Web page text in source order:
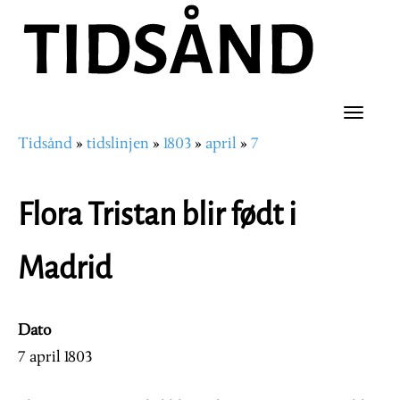
hovedinnhold
Toggle
Navigasjonssti
Tidsånd tidslinjen 1803 april 7
Flora Tristan blir født i
Madrid
Dato
7 april 1803